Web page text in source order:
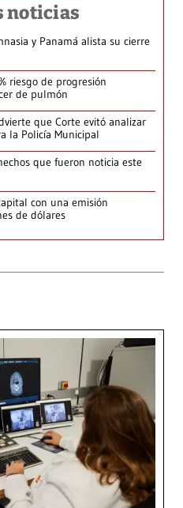
noticias
y Panamá alista su cierre
riesgo de progresión
de pulmón
que Corte evitó analizar
la Policía Municipal
que fueron noticia este
con una emisión
de dólares